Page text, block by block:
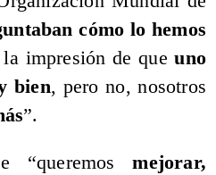
cómo lo hemos
la impresión de queuno
bien, pero no, nosotros
”.
“queremosmejorar,